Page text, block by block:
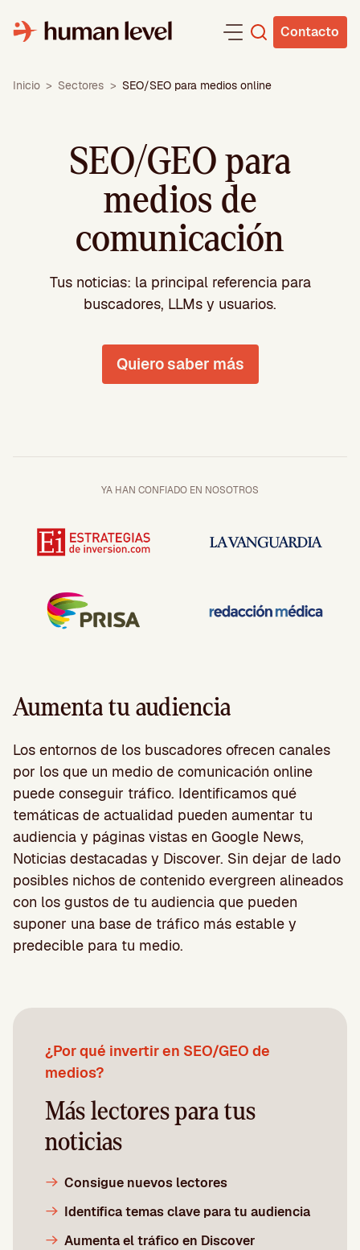
contenido
Contacto
Inicio > Sectores > SEO/SEO para medios online
SEO/GEO para
medios de
comunicación
Tus noticias: la principal referencia para
buscadores, LLMs y usuarios.
Quiero saber más
YA HAN CONFIADO EN NOSOTROS
Aumenta tu audiencia
Los entornos de los buscadores ofrecen canales
por los que un medio de comunicación online
puede conseguir tráfico. Identificamos qué
temáticas de actualidad pueden aumentar tu
audiencia y páginas vistas en Google News,
Noticias destacadas y Discover. Sin dejar de lado
posibles nichos de contenido evergreen alineados
con los gustos de tu audiencia que pueden
suponer una base de tráfico más estable y
predecible para tu medio.
¿Por qué invertir en SEO/GEO de
medios?
Más lectores para tus
noticias
Consigue nuevos lectores
Identifica temas clave para tu audiencia
Aumenta el tráfico en Discover